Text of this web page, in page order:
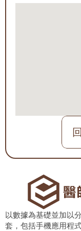
以數據為基礎並加以
套，包括手機應用程